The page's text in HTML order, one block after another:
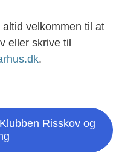
velkommen til at
eller skrive til
.
Risskov og